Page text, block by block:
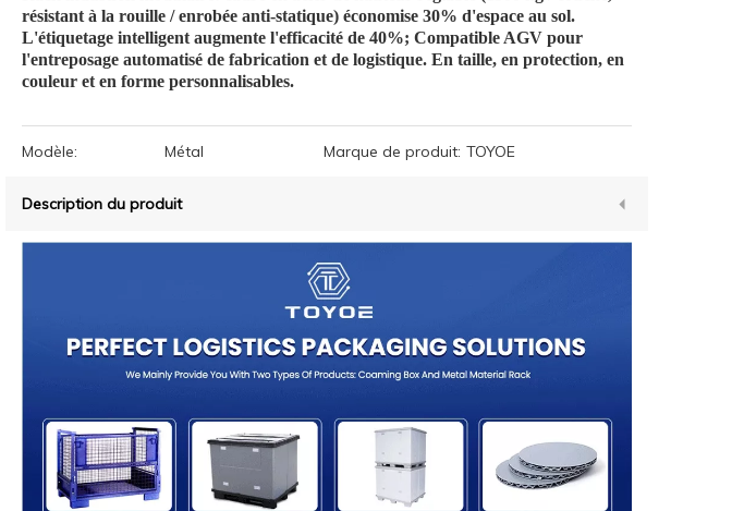
résistant à la rouille / enrobée anti-statique) économise 30% d'espace au sol.
L'étiquetage intelligent augmente l'efficacité de 40%; Compatible AGV pour
l'entreposage automatisé de fabrication et de logistique. En taille, en protection, en
couleur et en forme personnalisables.
Modèle: Métal Marque de produit: TOYOE
Description du produit